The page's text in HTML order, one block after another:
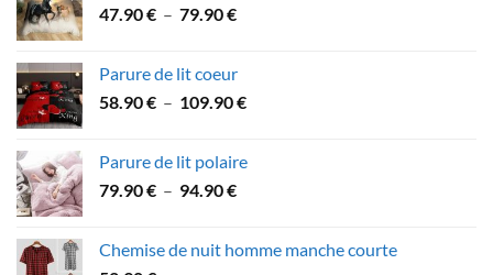
à
47.90€ – 79.90€Plage
à
Parure de lit coeur
58.90€ – 109.90€Plage
58.90 €
Parure de lit polaire
79.90€ – 94.90€Plage
79.90 €
Chemise de nuit homme manche courte